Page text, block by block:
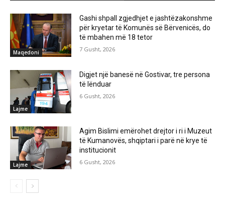
Maqedoni
Gashi shpall zgjedhjet e jashtëzakonshme
për kryetar të Komunës së Bërvenicës, do
të mbahen më 18 tetor
7 Gusht, 2026
Lajme
Digjet një banesë në Gostivar, tre persona
të lënduar
6 Gusht, 2026
Lajme
Agim Bislimi emërohet drejtor i ri i Muzeut
të Kumanovës, shqiptari i parë në krye të
institucionit
6 Gusht, 2026